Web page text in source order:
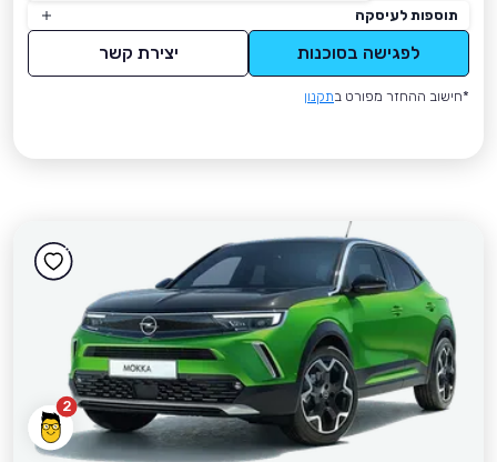
תוספות לעיסקה
לפגישה בסוכנות יצירת קשר
*חישוב ההחזר מפורט בתקנון
2